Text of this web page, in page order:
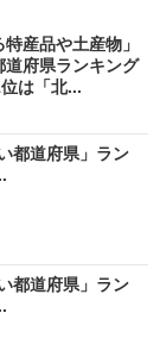
特産品や土産物」
道府県ランキング
は「北...
都道府県」ラン
都道府県」ラン